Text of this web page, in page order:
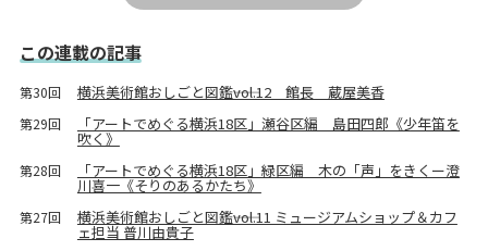
この連載の記事
第30回 横浜美術館おしごと図鑑――vol.12 館長 蔵屋美香
第29回 「アートでめぐる横浜18区」瀬谷区編 島田四郎《少年笛を
吹く》
第28回 「アートでめぐる横浜18区」緑区編 木の「声」をきくー澄
川喜一《そりのあるかたち》
第27回 横浜美術館おしごと図鑑――vol.11 ミュージアムショップ＆カフ
ェ担当 普川由貴子